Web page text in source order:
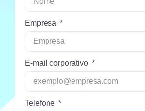
Empresa
E-mail corporativo
Telefone